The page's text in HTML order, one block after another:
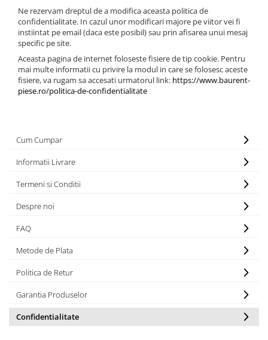
Piese cabina
Maneta schimbator
Chei
Maneta inversor
Maneta semnalizare
Stergatoare parbriz
Geamuri si parbrize
Cutii documente
Maner usa
Oglinzi
Incalzire - Racire
Solutii intretinere cabina
Telescoape
Balamale
Inchizatori
Patine teflon
Piese Solaris
Piese Wirtgen
Piese MFH
Piese Laverda
Piese HSM
Piese Braud
Piese BM Tractors
Piese Bargam
Piese Agrifac
Piese Moxy
Piese Moreau
Piese Montabert
Ne rezervam dreptul de a modifica aceasta politica de
confidentialitate. In cazul unor modificari majore pe viitor vei fi
instiintat pe email (daca este posibil) sau prin afisarea unui mesaj
specific pe site.
Aceasta pagina de internet foloseste fisiere de tip cookie. Pentru
mai multe informatii cu privire la modul in care se folosesc aceste
fisiere, va rugam sa accesati urmatorul link: https://www.baurent-
piese.ro/politica-de-confidentialitate
Cum Cumpar
Informatii Livrare
Termeni si Conditii
Despre noi
FAQ
Metode de Plata
Politica de Retur
Garantia Produselor
Confidentialitate